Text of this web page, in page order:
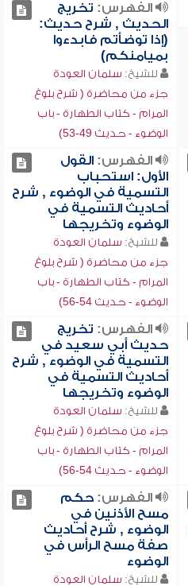
الفهرس: تخريج
الحديث , شرح حديث:
(إذا توضأتم فابدءوا
بميامنكم)
للشيخ: سلمان العودة
جزء من محاضرة ( شرح بلوغ
المرام - كتاب الطهارة - باب
الوضوء - حديث 49-53)
الفهرس:القول
الأول: استحباب
التسمية في الوضوء , شرح
أحاديث التسمية في
الوضوء وتخريجها
للشيخ: سلمان العودة
جزء من محاضرة ( شرح بلوغ
المرام - كتاب الطهارة - باب
الوضوء - حديث 54-56)
الفهرس: تخريج
حديث أبي سعيد في
التسمية في الوضوء , شرح
أحاديث التسمية في
الوضوء وتخريجها
للشيخ: سلمان العودة
جزء من محاضرة ( شرح بلوغ
المرام - كتاب الطهارة - باب
الوضوء - حديث 54-56)
الفهرس:حكم
مسح الأذنين في
الوضوء , شرح أحاديث
صفة مسح الرأس في
الوضوء
للشيخ: سلمان العودة